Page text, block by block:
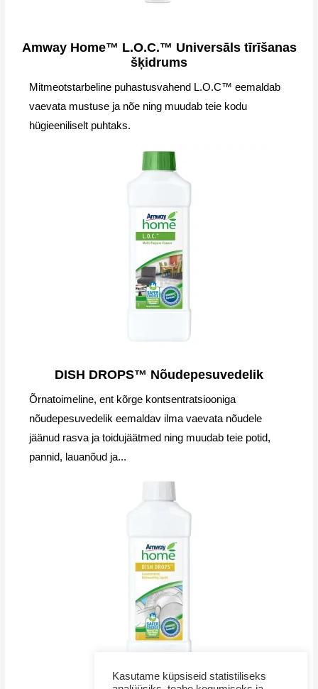
Amway Home™ L.O.C.™ Universāls tīrīšanas
šķidrums
Mitmeotstarbeline puhastusvahend L.O.C™ eemaldab
vaevata mustuse ja nõe ning muudab teie kodu
hügieeniliselt puhtaks.
DISH DROPS™ Nõudepesuvedelik
Õrnatoimeline, ent kõrge kontsentratsiooniga
nõudepesuvedelik eemaldav ilma vaevata nõudele
jäänud rasva ja toidujäätmed ning muudab teie potid,
pannid, lauanõud ja...
Kasutame küpsiseid statistiliseks